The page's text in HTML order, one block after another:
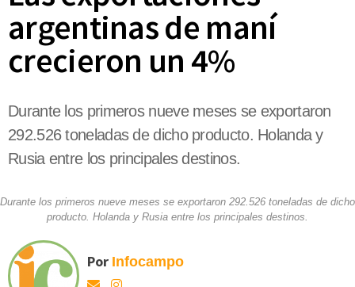
argentinas de maní
crecieron un 4%
Durante los primeros nueve meses se exportaron
292.526 toneladas de dicho producto. Holanda y
Rusia entre los principales destinos.
Durante los primeros nueve meses se exportaron 292.526 toneladas de dicho
producto. Holanda y Rusia entre los principales destinos.
Por Infocampo